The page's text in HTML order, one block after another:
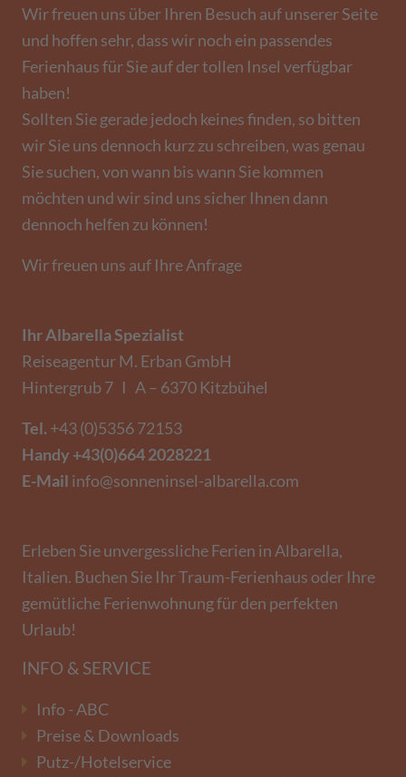
Wir freuen uns über Ihren Besuch auf unserer Seite
und hoffen sehr, dass wir noch ein passendes
Ferienhaus für Sie auf der tollen Insel verfügbar
haben!
Sollten Sie gerade jedoch keines finden, so bitten
wir Sie uns dennoch kurz zu schreiben, was genau
Sie suchen, von wann bis wann Sie kommen
möchten und wir sind uns sicher Ihnen dann
dennoch helfen zu können!
Wir freuen uns auf Ihre Anfrage
Ihr Albarella Spezialist
Reiseagentur M. Erban GmbH
Hintergrub 7 I A – 6370 Kitzbühel
Tel. +43 (0)5356 72153
Handy +43(0)664 2028221
E-Mail info@sonneninsel-albarella.com
Erleben Sie unvergessliche Ferien in Albarella,
Italien. Buchen Sie Ihr Traum-Ferienhaus oder Ihre
gemütliche Ferienwohnung für den perfekten
Urlaub!
INFO & SERVICE
Info - ABC
Preise & Downloads
Putz-/Hotelservice